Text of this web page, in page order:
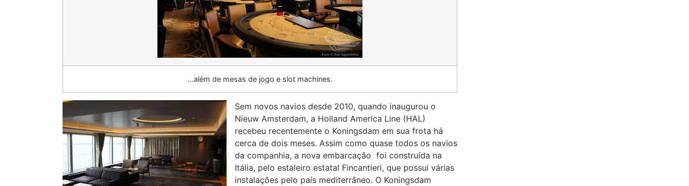
…além de mesas de jogo e slot machines.
Sem novos navios desde 2010, quando inaugurou o
Nieuw Amsterdam, a Holland America Line (HAL)
recebeu recentemente o Koningsdam em sua frota há
cerca de dois meses. Assim como quase todos os navios
da companhia, a nova embarcação foi construída na
Itália, pelo estaleiro estatal Fincantieri, que possui várias
instalações pelo país mediterrâneo. O Koningsdam